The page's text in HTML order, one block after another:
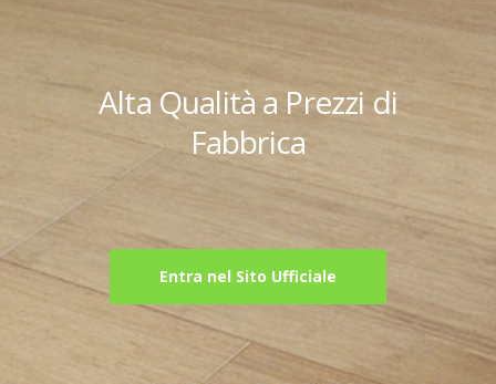
Campione Gratis in 48 Ore
Entra nel Sito Ufficiale